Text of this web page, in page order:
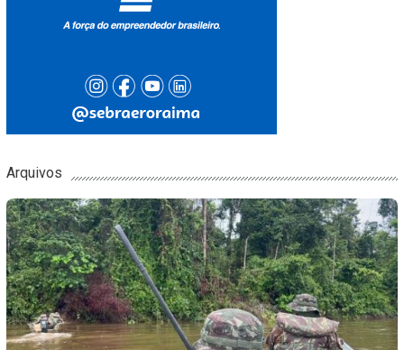
Arquivos